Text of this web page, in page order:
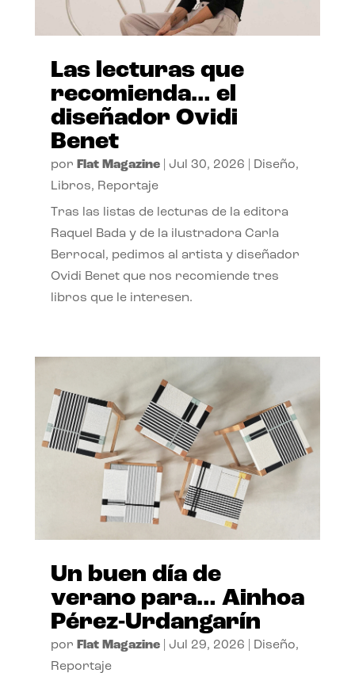
Las lecturas que
recomienda… el
diseñador Ovidi
Benet
por Flat Magazine| Jul 30, 2026 Diseño,
Libros, Reportaje
Tras las listas de lecturas de la editora
Raquel Bada y de la ilustradora Carla
Berrocal, pedimos al artista y diseñador
Ovidi Benet que nos recomiende tres
libros que le interesen.
Un buen día de
verano para… Ainhoa
Pérez-Urdangarín
por Flat Magazine| Jul 29, 2026 Diseño,
Reportaje